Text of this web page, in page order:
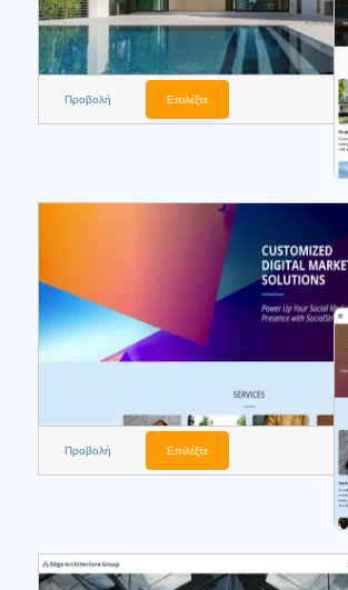
Προβολή Επιλέξτε
Προβολή Επιλέξτε